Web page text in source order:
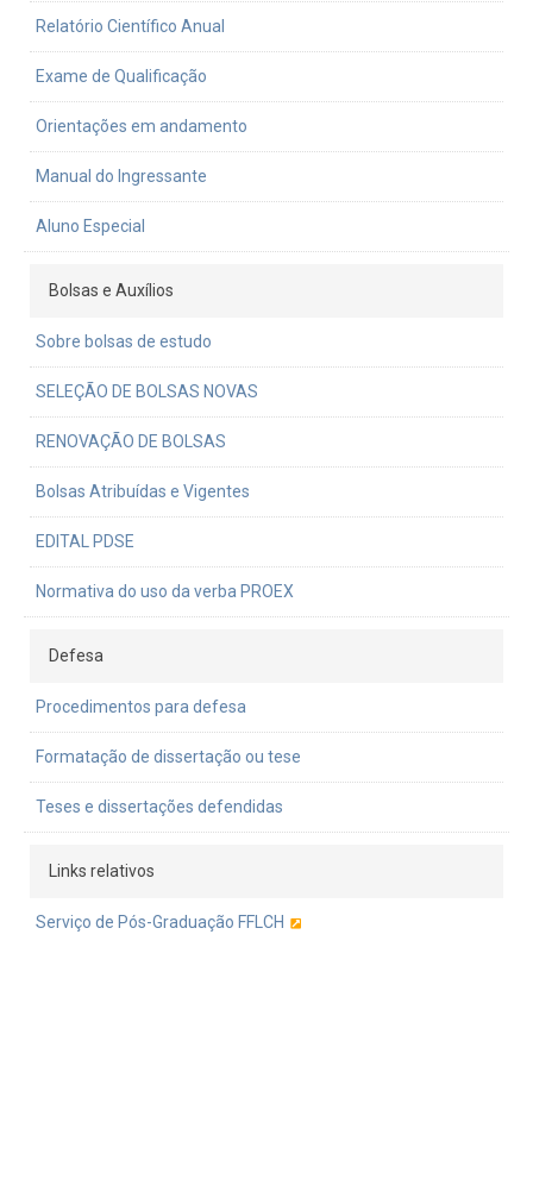
Relatório Científico Anual
Exame de Qualificação
Orientações em andamento
Manual do Ingressante
Aluno Especial
Bolsas e Auxílios
Sobre bolsas de estudo
SELEÇÃO DE BOLSAS NOVAS
RENOVAÇÃO DE BOLSAS
Bolsas Atribuídas e Vigentes
EDITAL PDSE
Normativa do uso da verba PROEX
Defesa
Procedimentos para defesa
Formatação de dissertação ou tese
Teses e dissertações defendidas
Links relativos
Serviço de Pós-Graduação FFLCH